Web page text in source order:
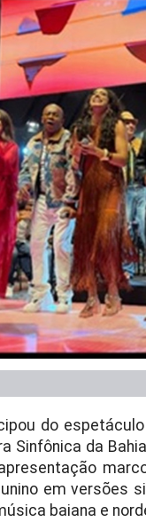
do
Sinfônica da
em versões
baiana e